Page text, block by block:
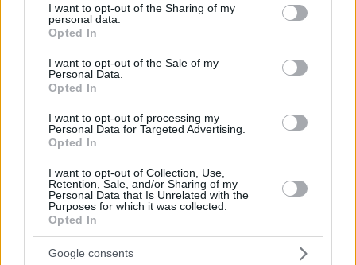
not limited to your visit or usage behaviour. You may click to
grant or deny consent to Google and its third-party tags to
use your data for below specified purposes in below Google
consent section.
I want to opt-out of the Sharing of my
personal data.
Opted In
I want to opt-out of the Sale of my
Personal Data.
Opted In
I want to opt-out of processing my
Personal Data for Targeted Advertising.
Opted In
I want to opt-out of Collection, Use,
Retention, Sale, and/or Sharing of my
Personal Data that Is Unrelated with the
Purposes for which it was collected.
Opted In
Google consents
Κατά τα άλλα, έκανε χιούμορ για υποθετική ανταλλαγή
του, από τους Μπακςστους
Τουλάχιστον ο Λούκα